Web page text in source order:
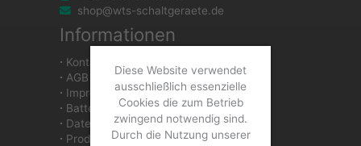
shop@wts-schaltgeraete.de
Informationen
∙ Kontakt
∙ AGB
∙ Impressum
∙ Batteriegesetzhinweise
∙ Datenschutzerklärung
∙ Produkte
Diese Website verwendet
ausschließlich essenzielle
Cookies die zum Betrieb
zwingend notwendig sind.
Durch die Nutzung unserer